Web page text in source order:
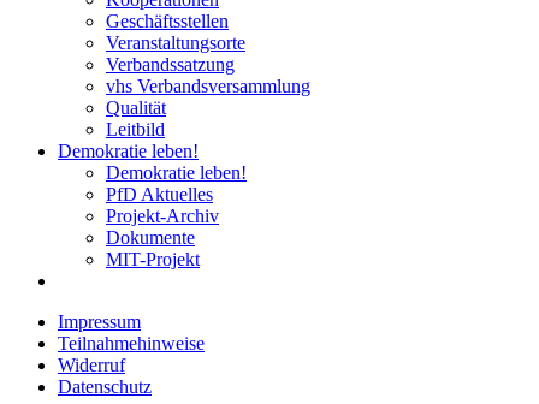
Geschäftsstellen
Veranstaltungsorte
Verbandssatzung
vhs Verbandsversammlung
Qualität
Leitbild
Demokratie leben!
Demokratie leben!
PfD Aktuelles
Projekt-Archiv
Dokumente
MIT-Projekt
Impressum
Teilnahmehinweise
Widerruf
Datenschutz